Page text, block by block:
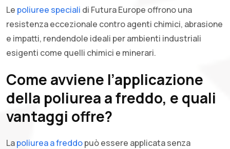
Le poliuree speciali di Futura Europe offrono una
resistenza eccezionale contro agenti chimici, abrasione
e impatti, rendendole ideali per ambienti industriali
esigenti come quelli chimici e minerari.
Come avviene l’applicazione
della poliurea a freddo, e quali
vantaggi offre?
Lapoliurea a freddopuò essere applicata senza